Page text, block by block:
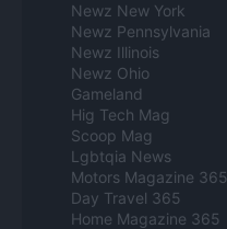
Newz New York
Newz Pennsylvania
Newz Illinois
Newz Ohio
Gameland
Hig Tech Mag
Scoop Mag
Lgbtqia News
Motors Magazine 365
Day Travel 365
Home Magazine 365